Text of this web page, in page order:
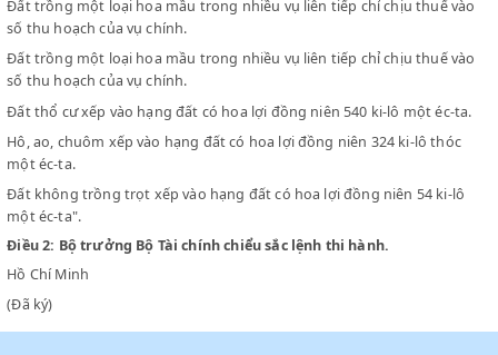
lợi về phần mầu.
Đất trồng nhiều loại hoa mầu khác nhau chỉ chịu thuế vào loại
coi là chính.
Đất trồng một loại hoa mầu trong nhiều vụ liên tiếp chỉ chịu
số thu hoạch của vụ chính.
Đất trồng một loại hoa mầu trong nhiều vụ liên tiếp chỉ chịu
số thu hoạch của vụ chính.
Đất thổ cư xếp vào hạng đất có hoa lợi đồng niên 540 ki-lô một
Hô, ao, chuôm xếp vào hạng đất có hoa lợi đồng niên 324 ki-lô
một éc-ta.
Đất không trồng trọt xếp vào hạng đất có hoa lợi đồng niên 54